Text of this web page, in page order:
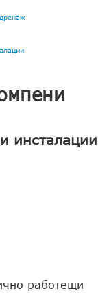
инсталации
работещи